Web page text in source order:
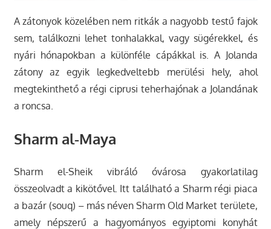
A zátonyok közelében nem ritkák a nagyobb testű fajok
sem, találkozni lehet tonhalakkal, vagy sügérekkel, és
nyári hónapokban a különféle cápákkal is. A Jolanda
zátony az egyik legkedveltebb merülési hely, ahol
megtekinthető a régi ciprusi teherhajónak a Jolandának
a roncsa.
Sharm al-Maya
Sharm el-Sheik vibráló óvárosa gyakorlatilag
összeolvadt a kikötővel. Itt található a Sharm régi piaca
a bazár (souq) – más néven Sharm Old Market területe,
amely népszerű a hagyományos egyiptomi konyhát